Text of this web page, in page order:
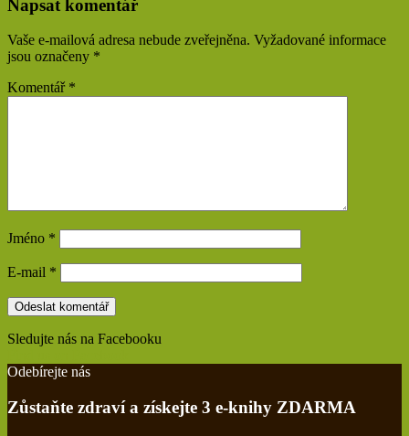
Napsat komentář
Vaše e-mailová adresa nebude zveřejněna. Vyžadované informace
jsou označeny *
Komentář *
Jméno *
E-mail *
Sledujte nás na Facebooku
Odebírejte nás
Zůstaňte zdraví a získejte 3 e-knihy ZDARMA